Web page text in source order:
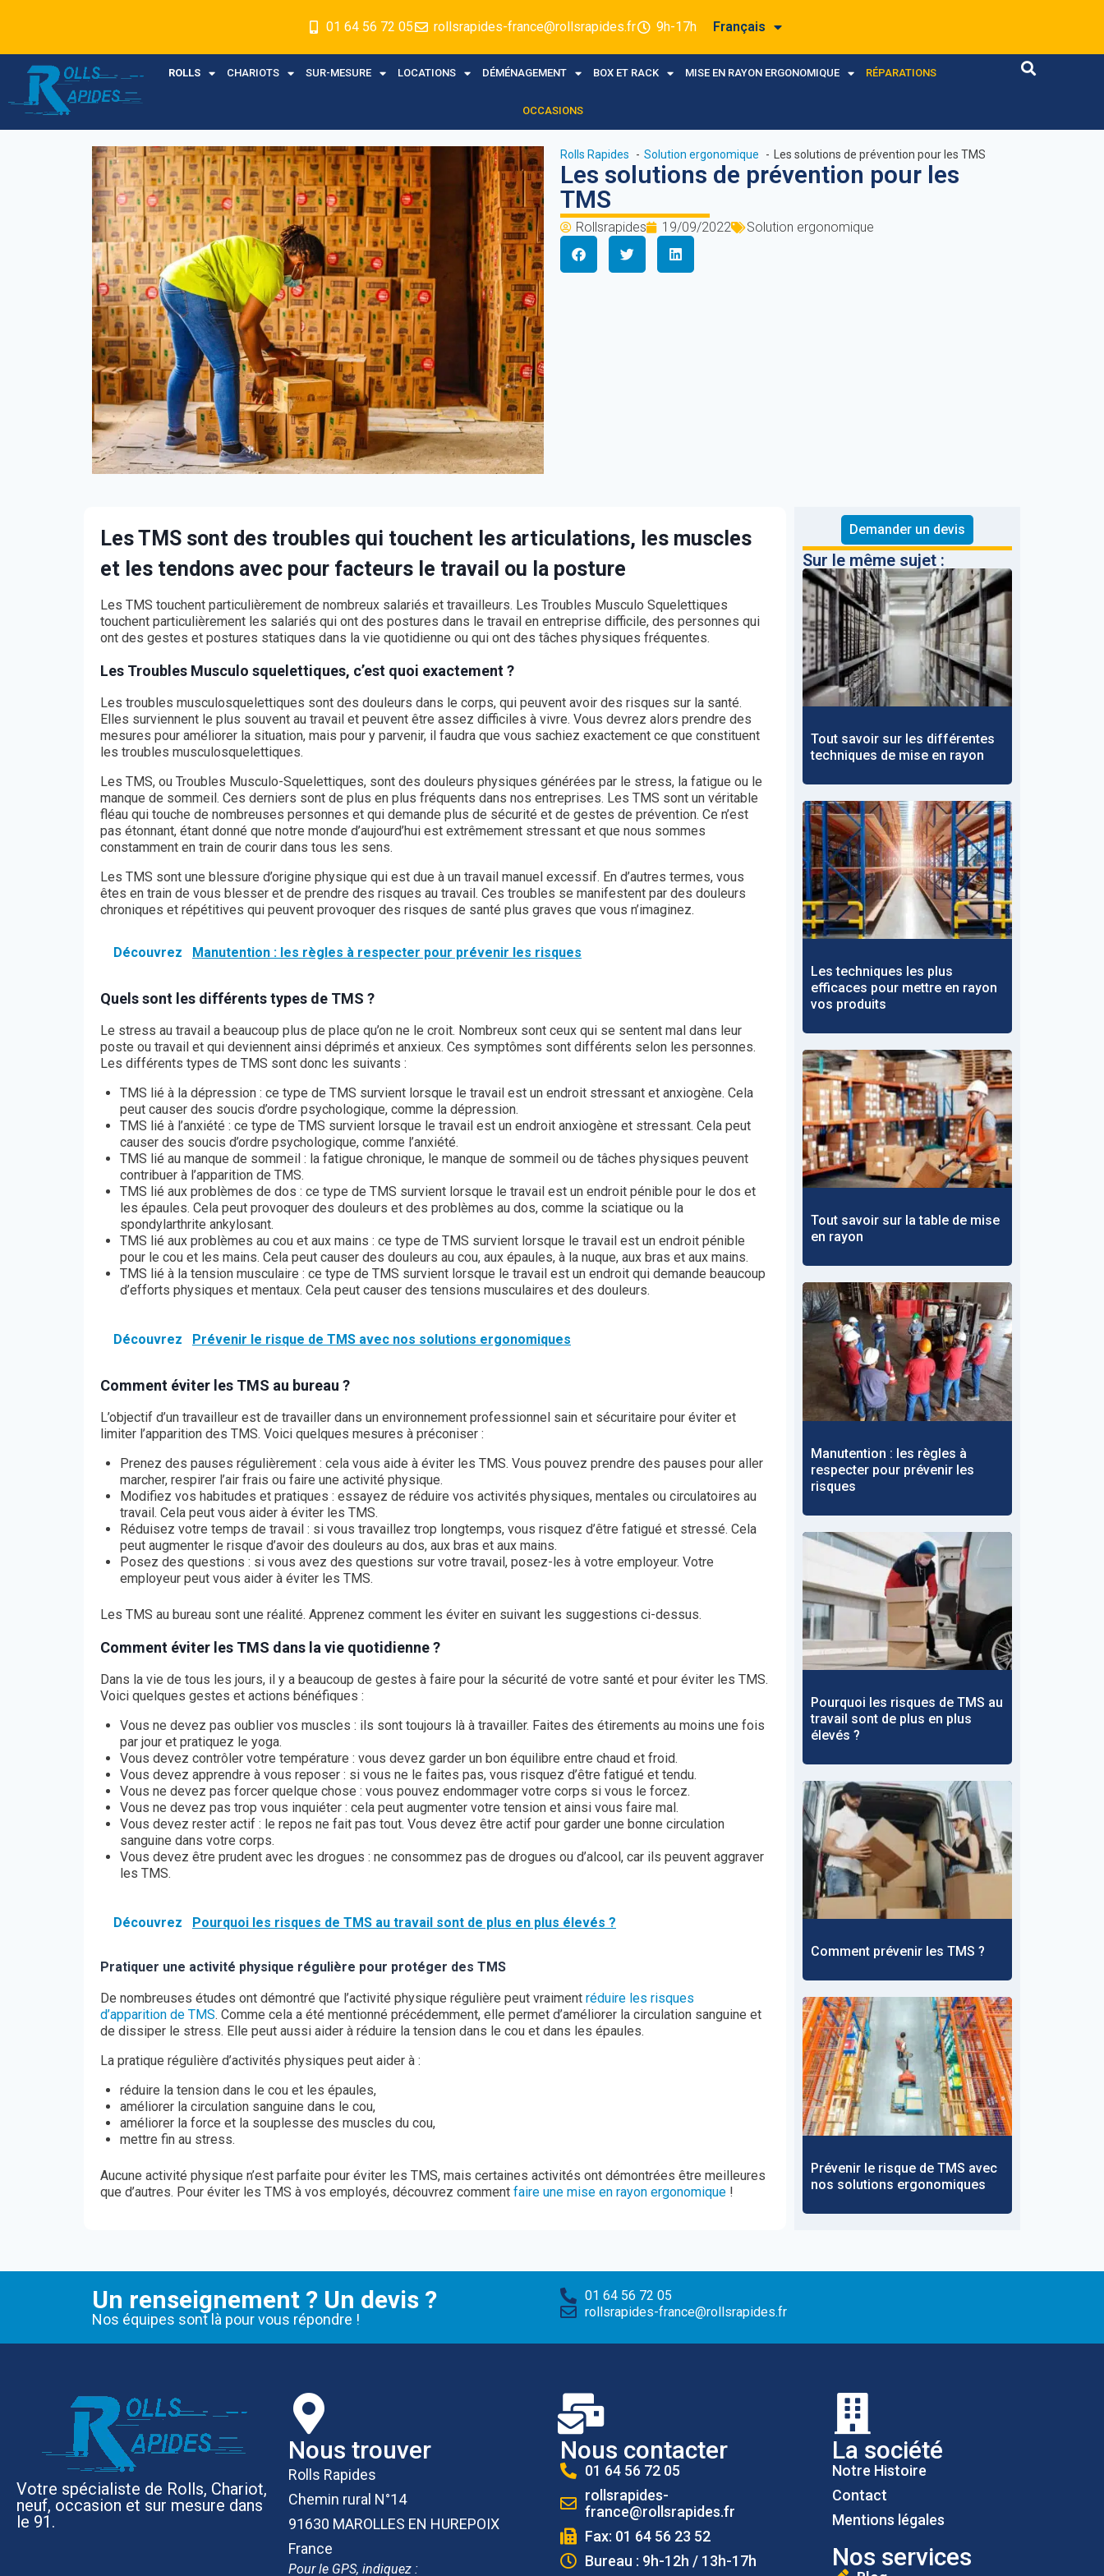
01 64 56 72 05 rollsrapides-france@rollsrapides.fr 9h-17h Français
ROLLS CHARIOTS SUR-MESURE LOCATIONS DÉMÉNAGEMENT BOX ET RACK MISE EN RAYON ERGONOMIQUE RÉPARATIONS
OCCASIONS
Rolls Rapides Solution ergonomique Les solutions de prévention pour les TMS
Les solutions de prévention pour les
TMS
Rollsrapides 19/09/2022 Solution ergonomique
Les TMS sont des troubles qui touchent les articulations, les muscles
et les tendons avec pour facteurs le travail ou la posture
Les TMS touchent particulièrement de nombreux salariés et travailleurs. Les Troubles Musculo Squelettiques
touchent particulièrement les salariés qui ont des postures dans le travail en entreprise difficile, des personnes qui
ont des gestes et postures statiques dans la vie quotidienne ou qui ont des tâches physiques fréquentes.
Les Troubles Musculo squelettiques, c’est quoi exactement ?
Les troubles musculosquelettiques sont des douleurs dans le corps, qui peuvent avoir des risques sur la santé.
Elles surviennent le plus souvent au travail et peuvent être assez difficiles à vivre. Vous devrez alors prendre des
mesures pour améliorer la situation, mais pour y parvenir, il faudra que vous sachiez exactement ce que constituent
les troubles musculosquelettiques.
Les TMS, ou Troubles Musculo-Squelettiques, sont des douleurs physiques générées par le stress, la fatigue ou le
manque de sommeil. Ces derniers sont de plus en plus fréquents dans nos entreprises. Les TMS sont un véritable
fléau qui touche de nombreuses personnes et qui demande plus de sécurité et de gestes de prévention. Ce n’est
pas étonnant, étant donné que notre monde d’aujourd’hui est extrêmement stressant et que nous sommes
constamment en train de courir dans tous les sens.
Les TMS sont une blessure d’origine physique qui est due à un travail manuel excessif. En d’autres termes, vous
êtes en train de vous blesser et de prendre des risques au travail. Ces troubles se manifestent par des douleurs
chroniques et répétitives qui peuvent provoquer des risques de santé plus graves que vous n’imaginez.
Découvrez Manutention : les règles à respecter pour prévenir les risques
Quels sont les différents types de TMS ?
Le stress au travail a beaucoup plus de place qu’on ne le croit. Nombreux sont ceux qui se sentent mal dans leur
poste ou travail et qui deviennent ainsi déprimés et anxieux. Ces symptômes sont différents selon les personnes.
Les différents types de TMS sont donc les suivants :
TMS lié à la dépression : ce type de TMS survient lorsque le travail est un endroit stressant et anxiogène. Cela
peut causer des soucis d’ordre psychologique, comme la dépression.
TMS lié à l’anxiété : ce type de TMS survient lorsque le travail est un endroit anxiogène et stressant. Cela peut
causer des soucis d’ordre psychologique, comme l’anxiété.
TMS lié au manque de sommeil : la fatigue chronique, le manque de sommeil ou de tâches physiques peuvent
contribuer à l’apparition de TMS.
TMS lié aux problèmes de dos : ce type de TMS survient lorsque le travail est un endroit pénible pour le dos et
les épaules. Cela peut provoquer des douleurs et des problèmes au dos, comme la sciatique ou la
spondylarthrite ankylosant.
TMS lié aux problèmes au cou et aux mains : ce type de TMS survient lorsque le travail est un endroit pénible
pour le cou et les mains. Cela peut causer des douleurs au cou, aux épaules, à la nuque, aux bras et aux mains.
TMS lié à la tension musculaire : ce type de TMS survient lorsque le travail est un endroit qui demande beaucoup
d’efforts physiques et mentaux. Cela peut causer des tensions musculaires et des douleurs.
Découvrez Prévenir le risque de TMS avec nos solutions ergonomiques
Comment éviter les TMS au bureau ?
L’objectif d’un travailleur est de travailler dans un environnement professionnel sain et sécuritaire pour éviter et
limiter l’apparition des TMS. Voici quelques mesures à préconiser :
Prenez des pauses régulièrement : cela vous aide à éviter les TMS. Vous pouvez prendre des pauses pour aller
marcher, respirer l’air frais ou faire une activité physique.
Modifiez vos habitudes et pratiques : essayez de réduire vos activités physiques, mentales ou circulatoires au
travail. Cela peut vous aider à éviter les TMS.
Réduisez votre temps de travail : si vous travaillez trop longtemps, vous risquez d’être fatigué et stressé. Cela
peut augmenter le risque d’avoir des douleurs au dos, aux bras et aux mains.
Posez des questions : si vous avez des questions sur votre travail, posez-les à votre employeur. Votre
employeur peut vous aider à éviter les TMS.
Les TMS au bureau sont une réalité. Apprenez comment les éviter en suivant les suggestions ci-dessus.
Comment éviter les TMS dans la vie quotidienne ?
Dans la vie de tous les jours, il y a beaucoup de gestes à faire pour la sécurité de votre santé et pour éviter les TMS.
Voici quelques gestes et actions bénéfiques :
Vous ne devez pas oublier vos muscles : ils sont toujours là à travailler. Faites des étirements au moins une fois
par jour et pratiquez le yoga.
Vous devez contrôler votre température : vous devez garder un bon équilibre entre chaud et froid.
Vous devez apprendre à vous reposer : si vous ne le faites pas, vous risquez d’être fatigué et tendu.
Vous ne devez pas forcer quelque chose : vous pouvez endommager votre corps si vous le forcez.
Vous ne devez pas trop vous inquiéter : cela peut augmenter votre tension et ainsi vous faire mal.
Vous devez rester actif : le repos ne fait pas tout. Vous devez être actif pour garder une bonne circulation
sanguine dans votre corps.
Vous devez être prudent avec les drogues : ne consommez pas de drogues ou d’alcool, car ils peuvent aggraver
les TMS.
Découvrez Pourquoi les risques de TMS au travail sont de plus en plus élevés ?
Pratiquer une activité physique régulière pour protéger des TMS
De nombreuses études ont démontré que l’activité physique régulière peut vraiment réduire les risques
d’apparition de TMS. Comme cela a été mentionné précédemment, elle permet d’améliorer la circulation sanguine et
de dissiper le stress. Elle peut aussi aider à réduire la tension dans le cou et dans les épaules.
La pratique régulière d’activités physiques peut aider à :
réduire la tension dans le cou et les épaules,
améliorer la circulation sanguine dans le cou,
améliorer la force et la souplesse des muscles du cou,
mettre fin au stress.
Aucune activité physique n’est parfaite pour éviter les TMS, mais certaines activités ont démontrées être meilleures
que d’autres. Pour éviter les TMS à vos employés, découvrez comment faire une mise en rayon ergonomique !
Demander un devis
Sur le même sujet :
Tout savoir sur les différentes
techniques de mise en rayon
Les techniques les plus
efficaces pour mettre en rayon
vos produits
Tout savoir sur la table de mise
en rayon
Manutention : les règles à
respecter pour prévenir les
risques
Pourquoi les risques de TMS au
travail sont de plus en plus
élevés ?
Comment prévenir les TMS ?
Prévenir le risque de TMS avec
nos solutions ergonomiques
Un renseignement ? Un devis ?
Nos équipes sont là pour vous répondre !
01 64 56 72 05
rollsrapides-france@rollsrapides.fr
Votre spécialiste de Rolls, Chariot,
neuf, occasion et sur mesure dans
le 91.
Nous trouver
Rolls Rapides
Chemin rural N°14
91630 MAROLLES EN HUREPOIX
France
Pour le GPS, indiquez :
Nous contacter
01 64 56 72 05
rollsrapides-
france@rollsrapides.fr
Fax: 01 64 56 23 52
Bureau : 9h-12h / 13h-17h
La société
Notre Histoire
Contact
Mentions légales
Nos services